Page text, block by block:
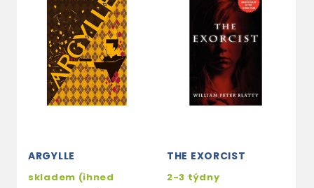
ARGYLLE
skladem (ihned
THE EXORCIST
2-3 týdny